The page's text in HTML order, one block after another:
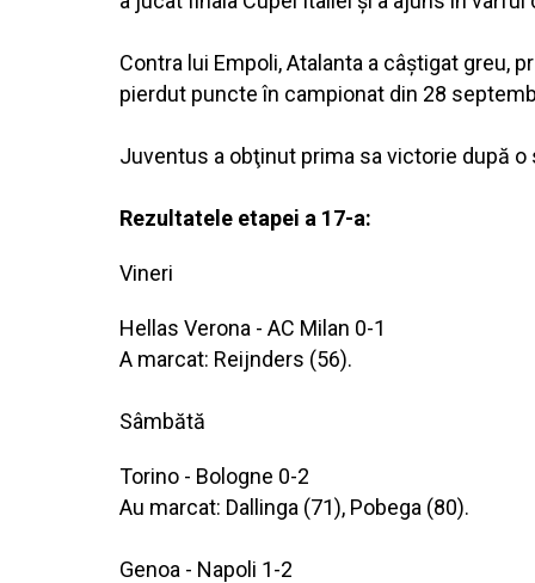
Contra lui Empoli, Atalanta a câştigat greu,
pierdut puncte în campionat din 28
Juventus a obţinut prima sa victorie după
Rezultatele etapei a 17-a:
Vineri
Hellas Verona - AC Milan 0-1
A marcat: Reijnders (56).
Sâmbătă
Torino - Bologne 0-2
Au marcat: Dallinga (71), Pobega (80).
Genoa - Napoli 1-2